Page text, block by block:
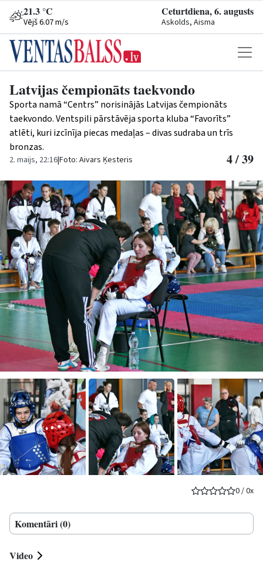
21.3 °C
Vējš 6.07 m/s
Ceturtdiena, 6. augusts
Askolds, Aisma
Latvijas čempionāts taekvondo
Sporta namā “Centrs” norisinājās Latvijas čempionāts
taekvondo. Ventspili pārstāvēja sporta kluba “Favorīts”
atlēti, kuri izcīnīja piecas medaļas – divas sudraba un trīs
bronzas.
2. maijs, 22:16|Foto: Aivars Ķesteris 4 / 39
0/0x
Komentāri (0)
Video